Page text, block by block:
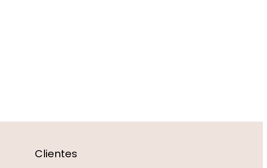
Clientes